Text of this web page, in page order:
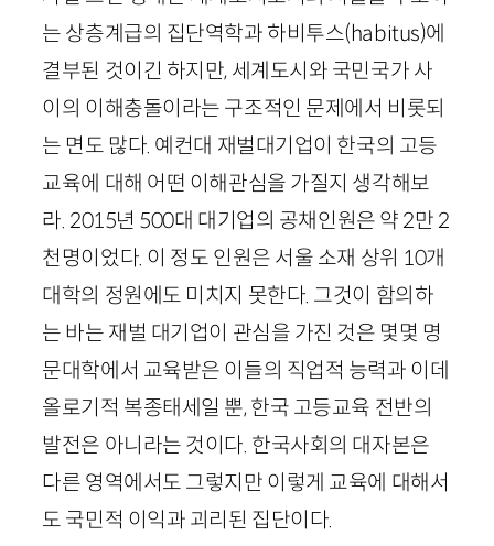
는 상층계급의 집단역학과 하비투스(habitus)에
결부된 것이긴 하지만, 세계도시와 국민국가 사
이의 이해충돌이라는 구조적인 문제에서 비롯되
는 면도 많다. 예컨대 재벌대기업이 한국의 고등
교육에 대해 어떤 이해관심을 가질지 생각해보
라. 2015년 500대 대기업의 공채인원은 약 2만 2
천명이었다. 이 정도 인원은 서울 소재 상위 10개
대학의 정원에도 미치지 못한다. 그것이 함의하
는 바는 재벌 대기업이 관심을 가진 것은 몇몇 명
문대학에서 교육받은 이들의 직업적 능력과 이데
올로기적 복종태세일 뿐, 한국 고등교육 전반의
발전은 아니라는 것이다. 한국사회의 대자본은
다른 영역에서도 그렇지만 이렇게 교육에 대해서
도 국민적 이익과 괴리된 집단이다.